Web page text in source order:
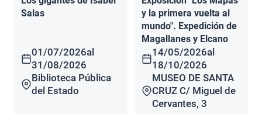
Salas
01/07/2026al
31/08/2026
Biblioteca Pública
del Estado
y la primera vuelta al
mundo". Expedición de
Magallanes y Elcano
14/05/2026al
18/10/2026
MUSEO DE SANTA
CRUZ C/ Miguel de
Cervantes, 3